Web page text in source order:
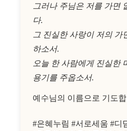
그러나 주님은 저를 가면
다.
그 진실한 사랑이 저의 가
하소서.
오늘 한 사람에게 진실한
용기를 주옵소서.
예수님의 이름으로 기도
#은혜누림 #서로세움 #디